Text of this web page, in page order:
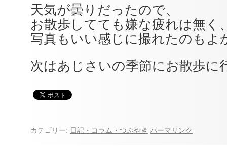
天気が曇りだったので、
お散歩してても嫌な疲れは無く
写真もいい感じに撮れたのもよ
次はあじさいの季節にお散歩に
カテゴリー: 日記・コラム・つぶやき パーマリンク